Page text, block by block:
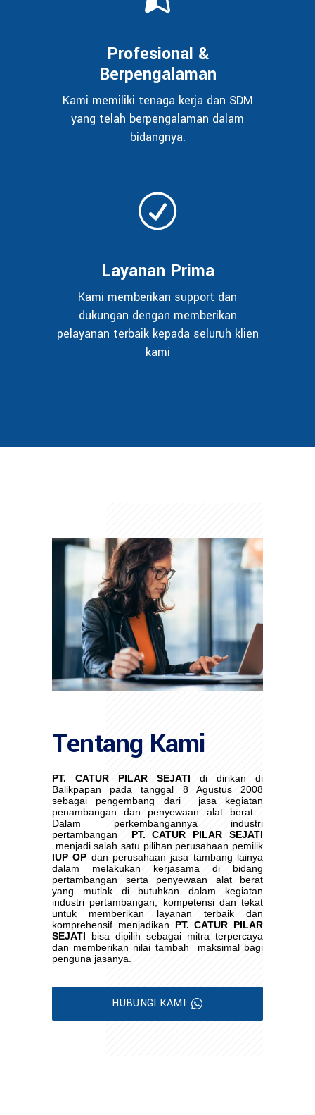
Profesional &
Berpengalaman
Kami memiliki tenaga kerja dan SDM
yang telah berpengalaman dalam
bidangnya.
Layanan Prima
Kami memberikan support dan
dukungan dengan memberikan
pelayanan terbaik kepada seluruh klien
kami
Tentang Kami
PT. CATUR PILAR SEJATI di dirikan di
Balikpapan pada tanggal 8 Agustus 2008
sebagai pengembang dari
jasa kegiatan
penambangan dan penyewaan alat berat .
Dalam perkembangannya industri
pertambangan
PT. CATUR PILAR SEJATI
menjadi salah satu pilihan perusahaan pemilik
IUP OP dan perusahaan jasa tambang lainya
dalam melakukan kerjasama di bidang
pertambangan serta penyewaan alat berat
yang mutlak di butuhkan dalam kegiatan
industri pertambangan, kompetensi dan tekat
untuk memberikan layanan terbaik dan
komprehensif menjadikan PT. CATUR PILAR
SEJATI bisa dipilih sebagai mitra terpercaya
dan memberikan nilai tambah
maksimal bagi
penguna jasanya.
HUBUNGI KAMI